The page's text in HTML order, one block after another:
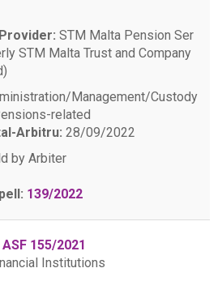
STM Malta Pension Ser
STM Malta Trust and Company
Management/Custody
related
Arbitru: 28/09/2022
by Arbiter
139/2022
ASF 155/2021
Institutions